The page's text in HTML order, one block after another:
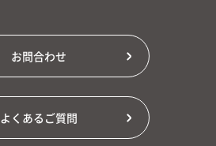
お問合わせ
よくあるご質問